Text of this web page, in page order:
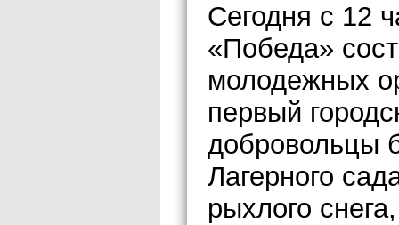
Сегодня с 12
«Победа»
молодежных
первый
добровольцы
Лагерного
рыхлого